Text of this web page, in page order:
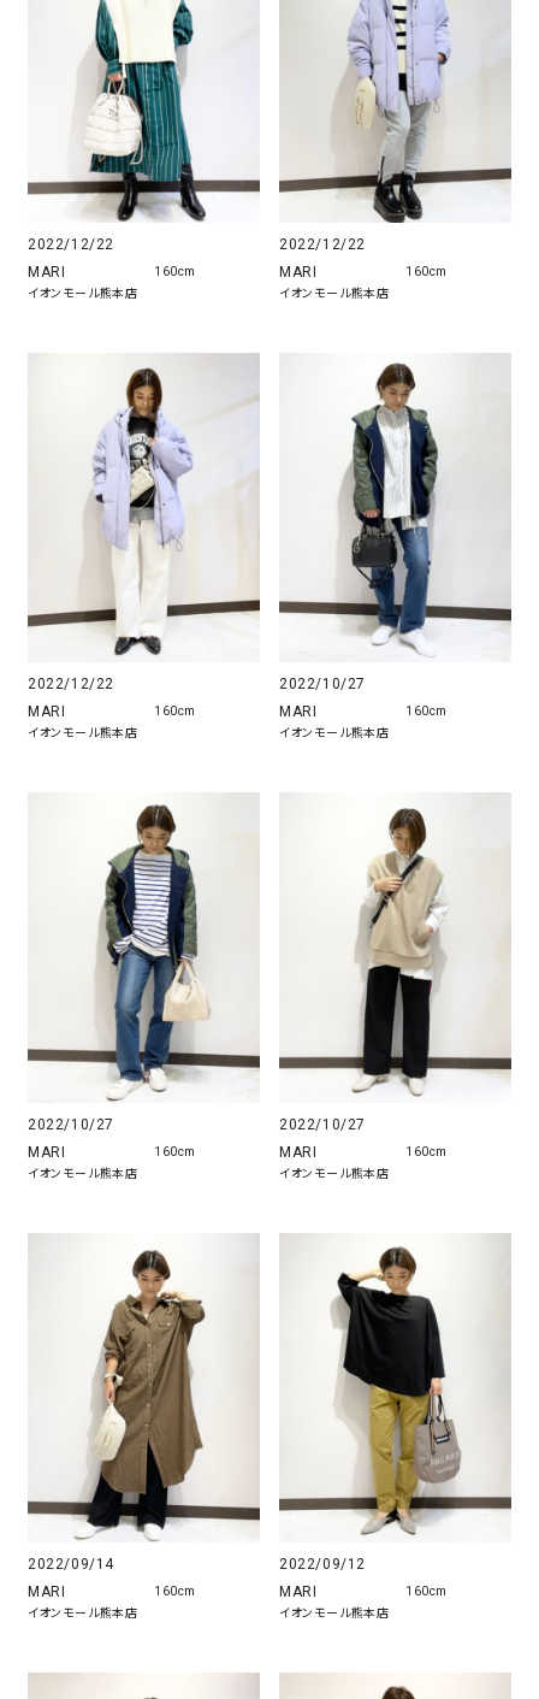
2022/12/22
MARI
イオンモール熊本店
160cm
2022/12/22
MARI
イオンモール熊本店
160cm
2022/12/22
MARI
イオンモール熊本店
160cm
2022/10/27
MARI
イオンモール熊本店
160cm
2022/10/27
MARI
イオンモール熊本店
160cm
2022/10/27
MARI
イオンモール熊本店
160cm
2022/09/14
MARI
イオンモール熊本店
160cm
2022/09/12
MARI
イオンモール熊本店
160cm